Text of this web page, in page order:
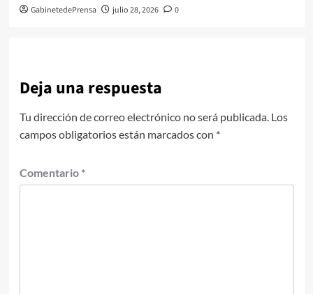
GabinetedePrensa julio 28, 2026 0
Deja una respuesta
Tu dirección de correo electrónico no será publicada. Los
campos obligatorios están marcados con *
Comentario *